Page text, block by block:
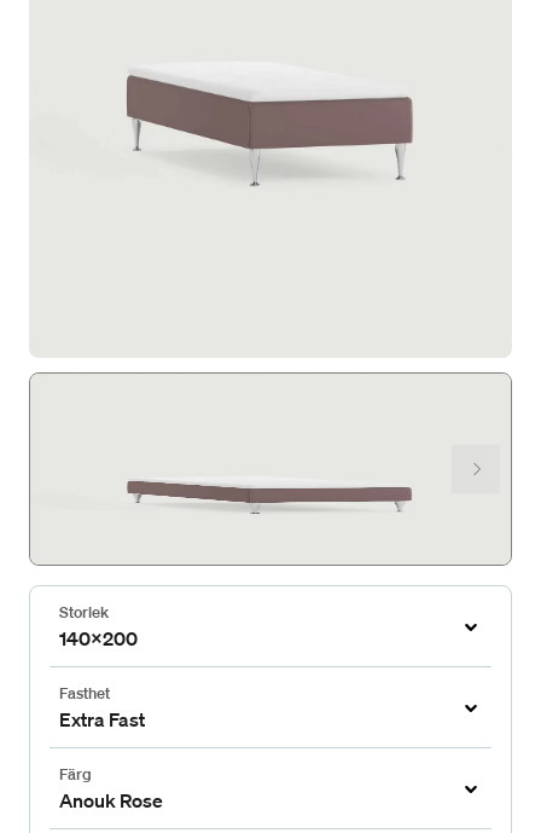
Storlek
140x200
Fasthet
Extra Fast
Färg
Anouk Rose